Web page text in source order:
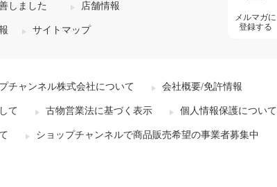
しました 店舗情報
サイトマップ
メルマガに
登録する
チャンネル株式会社について 会社概要/免許情報
て 古物営業法に基づく表示 個人情報保護について
ショップチャンネルで商品販売希望の事業者募集中